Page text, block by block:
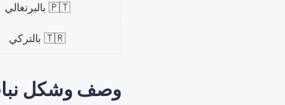
🇵🇹 بالبرتغالي
🇹🇷 بالتركي
وصف وشكل نبات